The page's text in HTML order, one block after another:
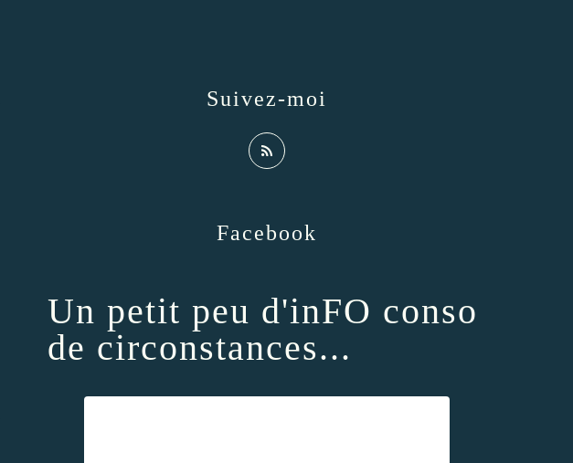
Suivez-moi
Facebook
Un petit peu d'inFO conso
de circonstances...